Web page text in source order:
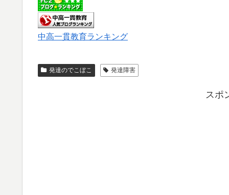
中高一貫教育ランキング
発達のでこぼこ 発達障害
スポ